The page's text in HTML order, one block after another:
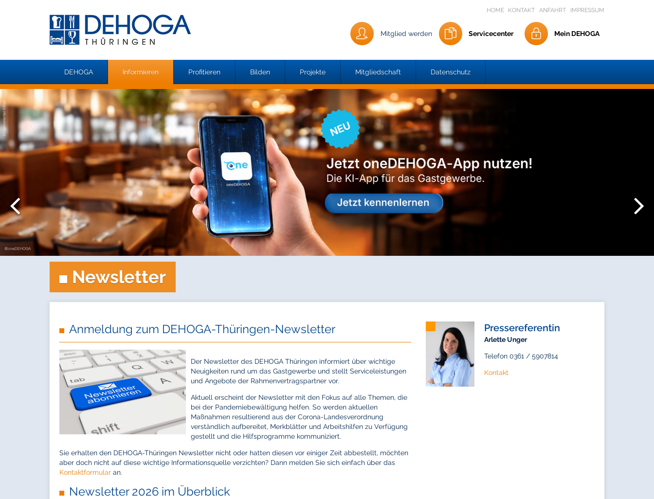
HOME KONTAKT ANFAHRT IMPRESSUM
Mitglied werden Servicecenter Mein DEHOGA
DEHOGA Informieren Profitieren Bilden Projekte Mitgliedschaft Datenschutz
Newsletter
Anmeldung zum DEHOGA-Thüringen-Newsletter
Der Newsletter des DEHOGA Thüringen informiert über wichtige
Neuigkeiten rund um das Gastgewerbe und stellt Serviceleistungen
und Angebote der Rahmenvertragspartner vor.
Aktuell erscheint der Newsletter mit den Fokus auf alle Themen, die
bei der Pandemiebewältigung helfen. So werden aktuellen
Maßnahmen resultierend aus der Corona-Landesverordnung
verständlich aufbereitet, Merkblätter und Arbeitshilfen zu Verfügung
gestellt und die Hilfsprogramme kommuniziert.
Sie erhalten den DEHOGA-Thüringen Newsletter nicht oder hatten diesen vor einiger Zeit abbestellt, möchten
aber doch nicht auf diese wichtige Informationsquelle verzichten? Dann melden Sie sich einfach über das
Kontaktformular an.
Newsletter 2026 im Überblick
Pressereferentin
Arlette Unger
Telefon 0361 / 5907814
Kontakt